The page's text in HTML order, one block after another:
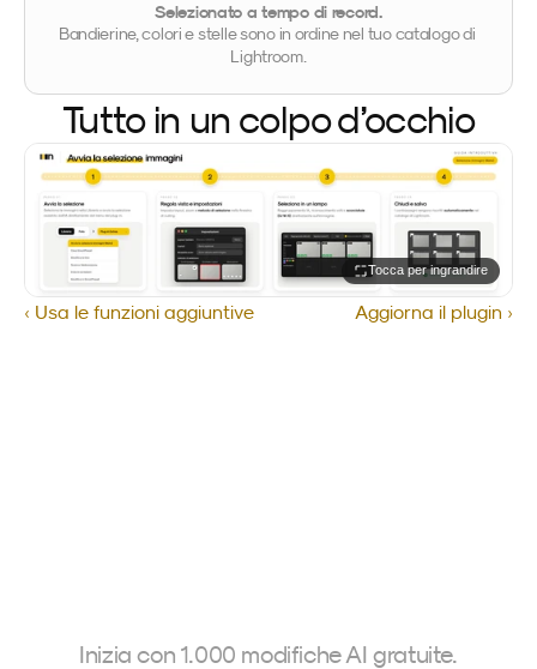
Selezionato a tempo di record.
Bandierine, colori e stelle sono in ordine nel tuo catalogo di
Lightroom.
Tutto in un colpo d’occhio
Tocca per ingrandire
‹ Usa le funzioni aggiuntive Aggiorna il plugin ›
Inizia con 1.000 modifiche AI gratuite.